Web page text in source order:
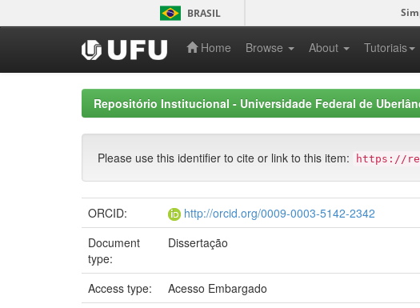
navigation
BRASIL
Home Browse About Tutoriais
Repositório Institucional - Universidade Federal de
Please use this identifier to cite or link to this item: https://
ORCID:
http://orcid.org/0009-0003-5142-2342
Document
type:
Dissertação
Access type:
Acesso Embargado